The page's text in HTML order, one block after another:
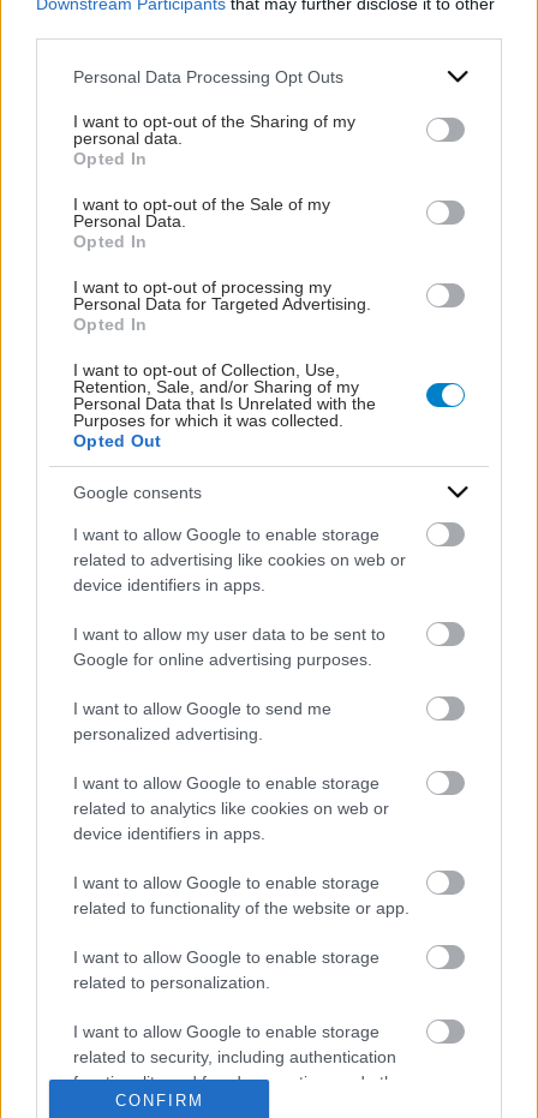
Please note that this website/app uses one or more Google
not limited to your visit or usage behaviour. You may click to
grant or deny consent to Google and its third-party tags to
use your data for below specified purposes in below Google
consent section.
Personal Data Processing Opt Outs
I want to opt-out of the Sharing of my
personal data.
Opted In
I want to opt-out of the Sale of my
Personal Data.
Opted In
I want to opt-out of processing my
Personal Data for Targeted Advertising.
Opted In
I want to opt-out of Collection, Use,
Retention, Sale, and/or Sharing of my
Personal Data that Is Unrelated with the
Purposes for which it was collected.
Opted Out
Google consents
I want to allow Google to enable storage
related to advertising like cookies on web or
device identifiers in apps.
I want to allow my user data to be sent to
Google for online advertising purposes.
I want to allow Google to send me
personalized advertising.
I want to allow Google to enable storage
related to analytics like cookies on web or
device identifiers in apps.
I want to allow Google to enable storage
related to functionality of the website or app.
I want to allow Google to enable storage
related to personalization.
I want to allow Google to enable storage
related to security, including authentication
functionality and fraud prevention, and other
user protection.
CONFIRM
διαφημίσεωνGoogle AdManagerπου παρέχεται από την
καμπάνιας.
Οι Τμηματοποιημένες Υπηρεσίες Βοηθούν τη
Στόχευση
παρέχεται μέσω του iatronet.gr επιτρέπει στις διαφημιστικές
εκστρατείες ναστοχεύουν
των υπηρεσιών όπως η κεντρική σελίδα του iatronet.gr και η
πλήρης διαφημιστική κάλυψη της ιστοσελίδας συμπληρώνεται
από υπηρεσίες που έχουν στόχο συγκεκριμένα ενδιαφέροντα,
όπως στόχευση βάσει θεματολογίας περιεχομένου, φύλου και
εξειδικευμένη στόχευση επαγγελματιών υγείας.
Συνδυάζοντας αυτά, το iatronet.gr μπορεί να παρέχει τόσο
«ποσότητα» όσο και «ποιότητα» όσον αφορά το στοχευόμενο
κοινό.
Το διαδίκτυο παρέχει την πιο σημαντική νέα ευκαιρία για
δημιουργική ανάπτυξη από τη γέννηση της τηλεοπτικής
διαφήμισης. Αυτή είναι ένας καινούργιος τομέας, στον οποίον
η ταχέως αναπτυσσόμενη ικανότητα ανοίγει απαράμιλλες
ευκαιρίες για καινοτομική σκέψη και καινούργιες ιδέες. Η
Έκθεση Δημιουργικών του iatronet.gr παρουσιάζει κάποια από
τα καλύτερα δημιουργικά διαδικτυακής προβολής της αγοράς,
δείχνοντας ότι και το iatronet.gr και οι διαφημιστικοί
συνεργάτες του είναι εναρμονισμένοι στην πιο σύγχρονη
Παραπάνω από Ένας Διαφημιστικός Χώρος
iatronet.gr διαφορετικό.Συνδεόμαστε με το πιο ενεργό κοινό
της χώρας,τους ανθρώπους που παίρνουν τις αποφάσεις
Εκεί είναι που η συνεργασία με το iatronet.gr κάνει τη
διαφορά:φέρνοντας τους διαφημιζόμενους πιο κοντά με το
αναπτύσσοντας απαράμιλλη σχέση με τους
πελάτες .